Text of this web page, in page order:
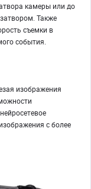
камеры или до
Также
съемки в
события.
изображения
с более